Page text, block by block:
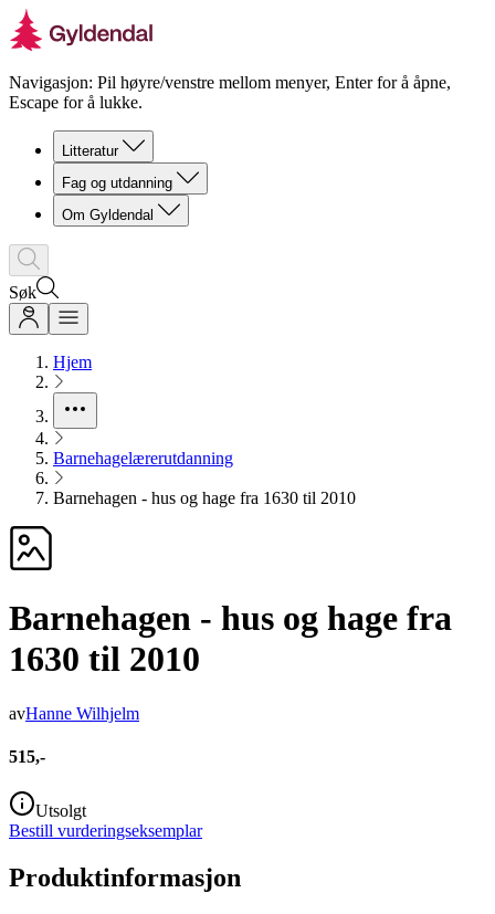
Navigasjon: Pil høyre/venstre mellom menyer, Enter for å åpne,
Escape for å lukke.
Litteratur
Fag og utdanning
Om Gyldendal
Søk
Hjem
Barnehagelærerutdanning
Barnehagen - hus og hage fra 1630 til 2010
Barnehagen - hus og hage fra
1630 til 2010
avHanne Wilhjelm
515,-
Utsolgt
Bestill vurderingseksemplar
Produktinformasjon